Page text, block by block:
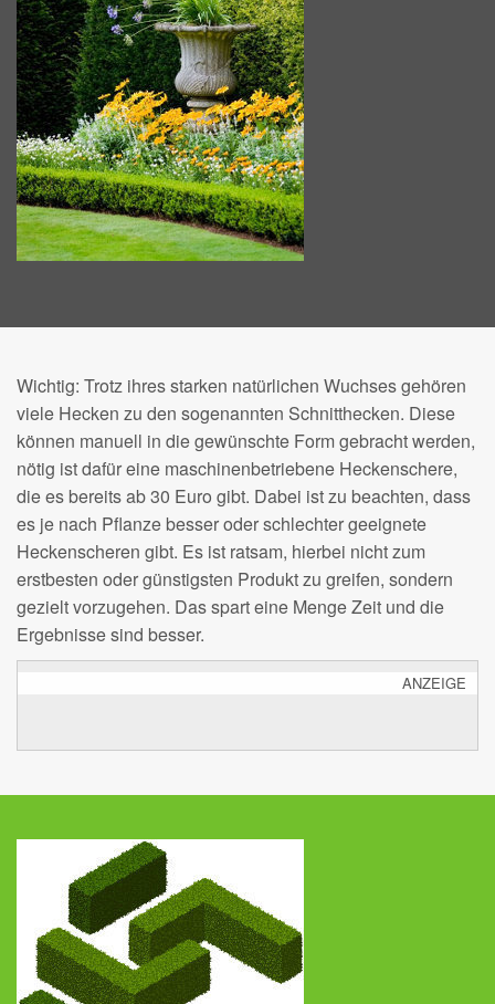
Wichtig: Trotz ihres starken natürlichen Wuchses gehören
viele Hecken zu den sogenannten Schnitthecken. Diese
können manuell in die gewünschte Form gebracht werden,
nötig ist dafür eine maschinenbetriebene Heckenschere,
die es bereits ab 30 Euro gibt. Dabei ist zu beachten, dass
es je nach Pflanze besser oder schlechter geeignete
Heckenscheren gibt. Es ist ratsam, hierbei nicht zum
erstbesten oder günstigsten Produkt zu greifen, sondern
gezielt vorzugehen. Das spart eine Menge Zeit und die
Ergebnisse sind besser.
ANZEIGE